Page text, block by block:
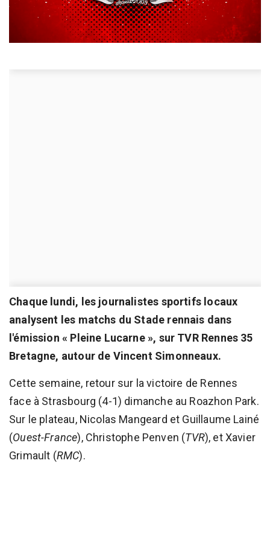
Chaque lundi, les journalistes sportifs locaux
analysent les matchs du Stade rennais dans
l'émission « Pleine Lucarne », sur TVR Rennes 35
Bretagne, autour de Vincent Simonneaux.
Cette semaine, retour sur la victoire de Rennes
face à Strasbourg (4-1) dimanche au Roazhon Park.
Sur le plateau, Nicolas Mangeard et Guillaume Lainé
(Ouest-France), Christophe Penven (TVR), et Xavier
Grimault (RMC).